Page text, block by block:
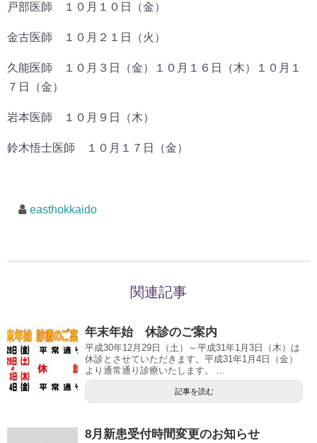
戸部医師 １０月１０日（金）
金古医師 １０月２１日（火）
久能医師 １０月３日（金）１０月１６日（木）１０月１
７日（金）
岩本医師 １０月９日（木）
鈴木悟士医師 １０月１７日（金）
easthokkaido
関連記事
年末年始 休診のご案内
平成30年12月29日（土）～平成31年1月3日（木）は
休診とさせていただきます。平成31年1月4日（金）
より通常通り診療いたします。 ...
記事を読む
8月新患受付時間変更のお知らせ